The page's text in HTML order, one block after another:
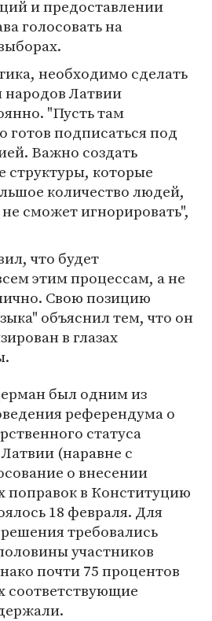
и предоставлении
голосовать на
необходимо сделать
Латвии
"Пусть там
готов подписаться под
Важно создать
структуры, которые
количество людей,
сможет игнорировать",
что будет
этим процессам, а не
Свою позицию
объяснил тем, что он
в глазах
был одним из
референдума о
статуса
(наравне с
о внесении
поправок в Конституцию
18 февраля. Для
требовались
участников
почти 75 процентов
соответствующие